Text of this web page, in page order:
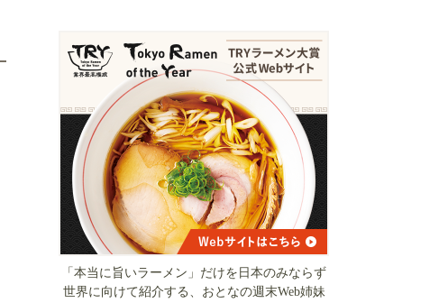
「本当に旨いラーメン」だけを日本のみならず
世界に向けて紹介する、おとなの週末Web姉妹